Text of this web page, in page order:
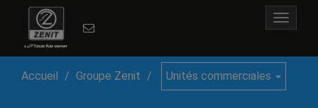
Toggle
Accueil Groupe Zenit Unités commerciales